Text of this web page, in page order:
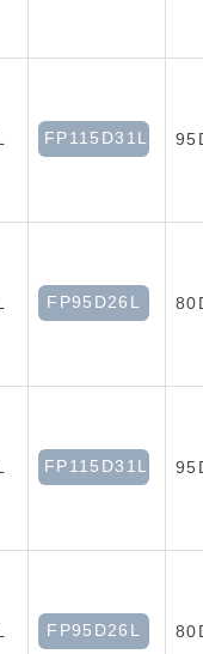
FP115D31L
FP95D26L
FP115D31L
FP95D26L